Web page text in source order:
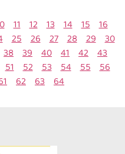
11 12 13 14 15 16
25 26 27 28 29 30
38 39 40 41 42 43
51 52 53 54 55 56
62 63 64